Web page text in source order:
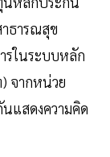
ธารณสุข
รในระบบหลัก
จากหน่วย
แสดงความคิด